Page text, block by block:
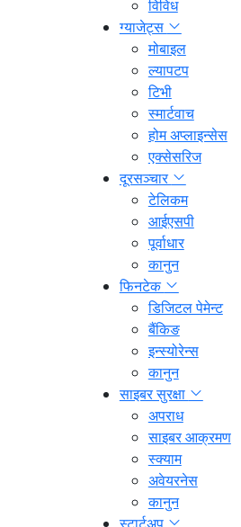
विविध
ग्याजेट्स
मोबाइल
ल्यापटप
टिभी
स्मार्टवाच
होम अप्लाइन्सेस
एक्सेसरिज
दूरसञ्चार
टेलिकम
आईएसपी
पूर्वाधार
कानुन
फिनटेक
डिजिटल पेमेन्ट
बैंकिङ
इन्स्योरेन्स
कानुन
साइबर सुरक्षा
अपराध
साइबर आक्रमण
स्क्याम
अवेयरनेस
कानुन